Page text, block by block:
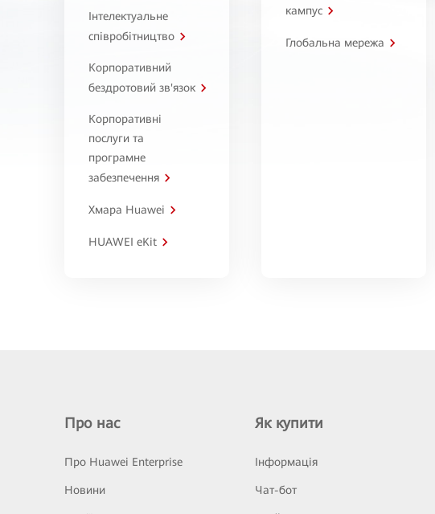
Інтелектуальне
співробітництво
Корпоративний
бездротовий зв'язок
Корпоративні
послуги та
програмне
забезпечення
Хмара Huawei
HUAWEI eKit
кампус
Глобальна мережа
Про нас
Про Huawei Enterprise
Новини
Як купити
Інформація
Чат-бот